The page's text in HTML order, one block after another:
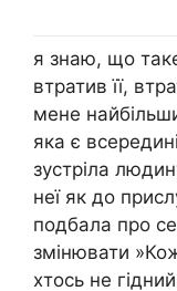
я знаю, що
втратив її,
мене
яка є
зустріла
неї як до
подбала про
змінювати
хтось не